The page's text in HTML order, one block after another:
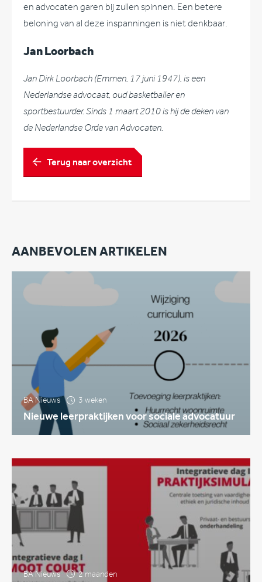
en advocaten garen bij zullen spinnen. Een betere
beloning van al deze inspanningen is niet denkbaar.
Jan Loorbach
Jan Dirk Loorbach (Emmen, 17 juni 1947), is een
Nederlandse advocaat, oud basketballer en
sportbestuurder. Sinds 1 maart 2010 is hij de deken van
de Nederlandse Orde van Advocaten.
Terug naar overzicht
AANBEVOLEN ARTIKELEN
BA Nieuws 3 weken
Nieuwe leerpraktijken voor sociale advocatuur
BA Nieuws 2 maanden